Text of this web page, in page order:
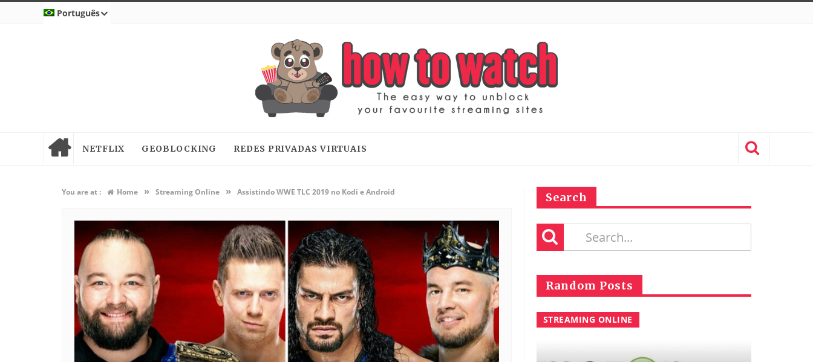
Português
NETFLIX GEOBLOCKING REDES PRIVADAS VIRTUAIS
You are at : Home » Streaming Online » Assistindo WWE TLC 2019 no Kodi e Android Search
Random Posts
STREAMING ONLINE